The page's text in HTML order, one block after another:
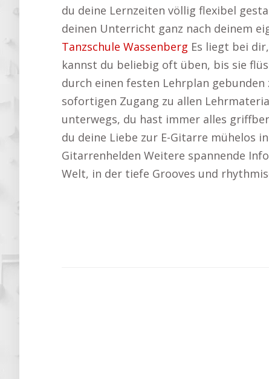
du deine Lernzeiten völlig flexibel
deinen Unterricht ganz nach deinem
Tanzschule Wassenberg Es liegt bei
kannst du beliebig oft üben, bis sie
durch einen festen Lehrplan
sofortigen Zugang zu allen
unterwegs, du hast immer alles
du deine Liebe zur E-Gitarre mühelos
Gitarrenhelden Weitere spannende
Welt, in der tiefe Grooves und